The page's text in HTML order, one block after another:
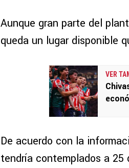
Aunque gran parte del
queda un lugar disponible
VER
De acuerdo con la
tendría contemplados a